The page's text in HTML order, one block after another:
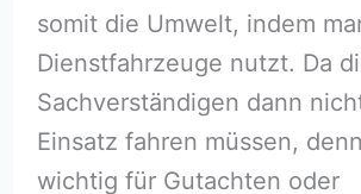
somit die Umwelt, indem
Dienstfahrzeuge nutzt. Da
Sachverständigen dann
Einsatz fahren müssen,
wichtig für Gutachten oder